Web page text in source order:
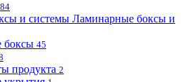
84
Ламинарные боксы и
боксы 45
продукта 2